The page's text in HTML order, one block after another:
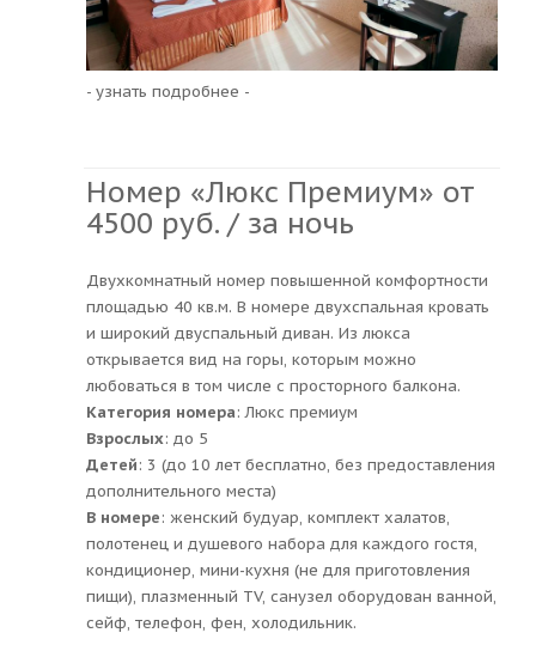
- узнать подробнее -
Номер «Люкс Премиум» от
4500 руб. / за ночь
Двухкомнатный номер повышенной комфортности
площадью 40 кв.м. В номере двухспальная кровать
и широкий двуспальный диван. Из люкса
открывается вид на горы, которым можно
любоваться в том числе с просторного балкона.
Категория номера: Люкс премиум
Взрослых: до 5
Детей: 3 (до 10 лет бесплатно, без предоставления
дополнительного места)
В номере: женский будуар, комплект халатов,
полотенец и душевого набора для каждого гостя,
кондиционер, мини-кухня (не для приготовления
пищи), плазменный TV, санузел оборудован ванной,
сейф, телефон, фен, холодильник.